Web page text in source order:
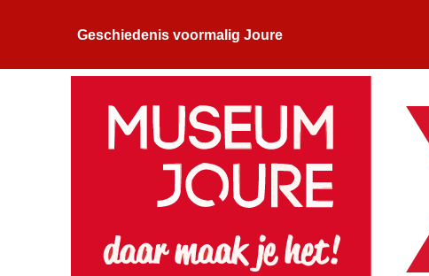
Geschiedenis voormalig Joure